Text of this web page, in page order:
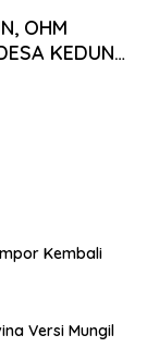
OHM
KEDUNG
Kembali
Versi Mungil